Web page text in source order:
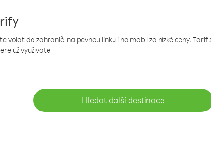
volat do zahraničí na pevnou linku i na mobil za nízké ceny.
už využíváte
Hledat další destinace